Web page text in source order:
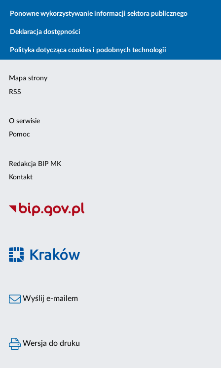
Ponowne wykorzystywanie informacji sektora publicznego
Deklaracja dostępności
Polityka dotycząca cookies i podobnych technologii
Mapa strony
RSS
O serwisie
Pomoc
Redakcja BIP MK
Kontakt
Wyślij e-mailem
Wersja do druku